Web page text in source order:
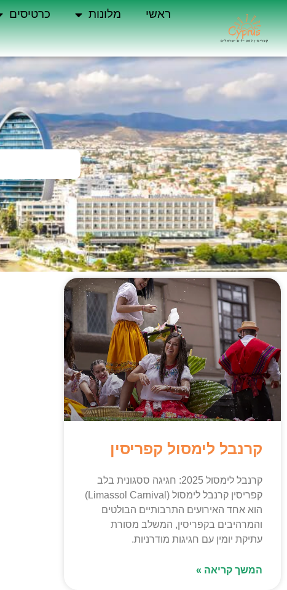
ראשי מלונות כרטיסים
קרנבל לימסול קפריסין
קרנבל לימסול 2025: חגיגה ססגונית בלב
קפריסין קרנבל לימסול (Limassol Carnival)
הוא אחד האירועים התרבותיים הבולטים
והמרהיבים בקפריסין, המשלב מסורת
עתיקת יומין עם חגיגות מודרניות.
המשך קריאה »